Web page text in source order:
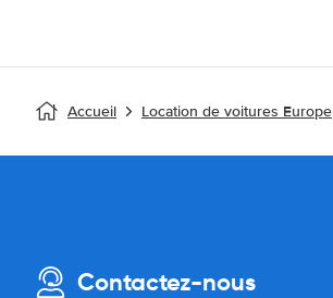
Accueil Location de voitures Europe
Contactez-nous